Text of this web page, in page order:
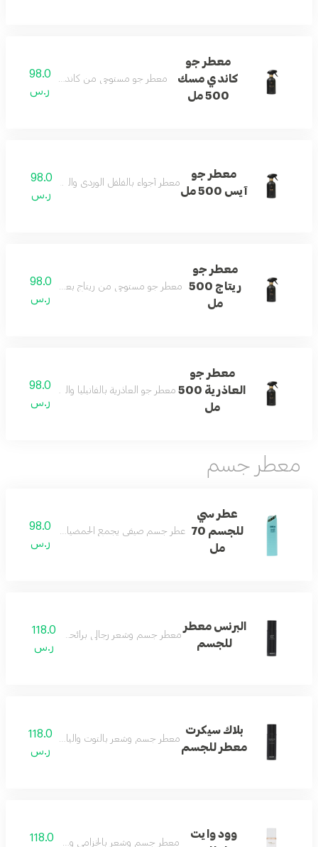
معطر جو
كاندي مسك
500 مل
معطر جو مستوحى من كاندي مسك بنفحات
98.0
ر.س
معطر جو
آيس 500 مل
معطر أجواء بالفلفل الوردي والتوبي روز والمسك
98.0
ر.س
معطر جو
ريتاج 500
مل
معطر جو مستوحى من ريتاج بعبير الزهور
98.0
ر.س
معطر جو
العاذرية 500
مل
معطر جو العاذرية بالفانيليا والباتشولي والمسك
98.0
ر.س
معطر جسم
عطر سي
للجسم 70
مل
عطر جسم صيفي يجمع الحمضيات والكراميل مع
98.0
ر.س
البرنس معطر
للجسم
معطر جسم وشعر رجالي برائحة منعشة ومميزة.
118.0
ر.س
بلاك سيكرت
معطر للجسم
معطر جسم وشعر بالتوت والياسمين لإحساس
118.0
ر.س
وود وايت
معطر جسم وشعر بالخزامى والأخشاب لانتعاش
118.0